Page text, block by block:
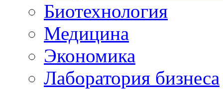
Биотехнология
Медицина
Экономика
Лаборатория бизнеса